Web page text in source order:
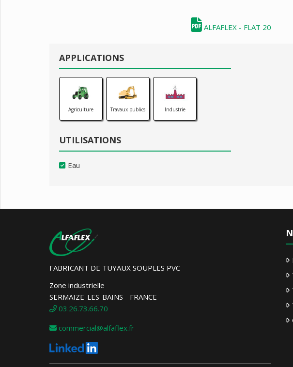
ALFAFLEX - FLAT 20
APPLICATIONS
Agriculture Travaux publics Industrie
UTILISATIONS
Eau
FABRICANT DE TUYAUX SOUPLES PVC
Zone industrielle
SERMAIZE-LES-BAINS - FRANCE
03.26.73.66.70
commercial@alfaflex.fr